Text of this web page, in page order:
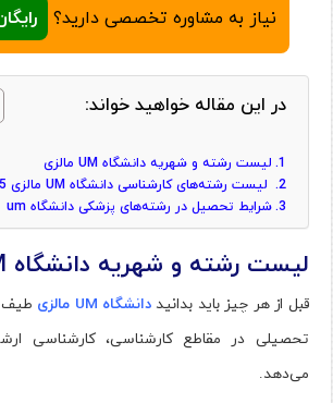
نیاز به مشاوره تخصصی دارید؟
در این مقاله خواهید خواند:
لیست رشته و شهریه دانشگاه UM مالزی
ليست رشته‌ها‌ی كارشناسی دانشگاه UM مالزی 2025-2026
شرایط تحصیل در رشته‌های پزشکی دانشگاه um
لیست رشته و شهریه دانشگاه UM مالزی
قبل از هر چیز باید بدانید دانشگاه UM مالزی
طیف
تحصیلی در مقاطع کارشناسی، کارشناسی
می‌دهد.